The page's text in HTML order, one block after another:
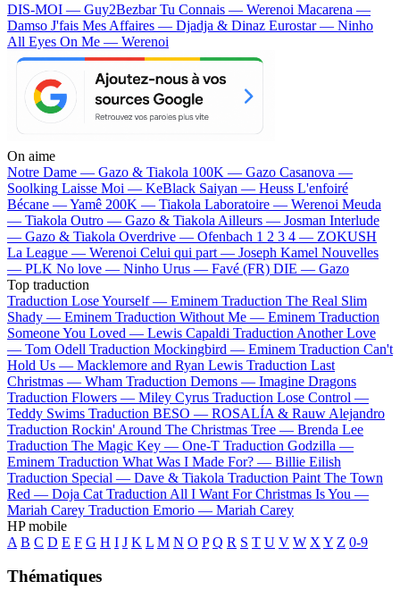
DIS-MOI — Guy2BezbarTu Connais — Werenoi Macarena —
Damso J'fais Mes Affaires — Djadja & Dinaz Eurostar — Ninho
All Eyes On Me — Werenoi
On aime
Notre Dame — Gazo & Tiakola 100K — Gazo Casanova —
Soolking Laisse Moi — KeBlack Saiyan — Heuss L'enfoiré
Bécane —Yamê 200K — Tiakola Laboratoire — Werenoi Meuda
— Tiakola Outro — Gazo & Tiakola Ailleurs — Josman Interlude
— Gazo & Tiakola Overdrive — Ofenbach 1 2 3 4 — ZOKUSH
La League — Werenoi Celui qui part — Joseph Kamel Nouvelles
— PLK No love — Ninho Urus — Favé (FR) DIE — Gazo
Top traduction
Traduction Lose Yourself — Eminem Traduction The Real Slim
Shady — Eminem Traduction Without Me — Eminem Traduction
Someone You Loved — Lewis Capaldi Traduction Another Love
— Tom Odell Traduction Mockingbird — Eminem Traduction Can't
Hold Us — Macklemore and Ryan Lewis Traduction Last
Christmas — Wham Traduction Demons — Imagine Dragons
Traduction Flowers — Miley Cyrus Traduction Lose Control —
Teddy Swims Traduction BESO — ROSALÍA & Rauw Alejandro
Traduction Rockin' Around The Christmas Tree — Brenda Lee
Traduction The Magic Key — One-T Traduction Godzilla —
Eminem Traduction What Was I Made For? — Billie Eilish
Traduction Special — Dave & Tiakola Traduction Paint The Town
Red — Doja Cat Traduction All I Want For Christmas Is You —
Mariah Carey Traduction Emorio — Mariah Carey
HP mobile
A B C D E F G H I J K L M N O P Q R S T U V W X Y Z 0-9
Thématiques